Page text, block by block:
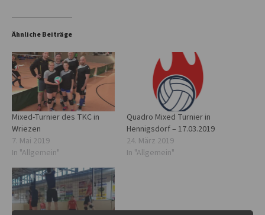
Ähnliche Beiträge
Mixed-Turnier des TKC in
Wriezen
7. Mai 2019
In "Allgemein"
Quadro Mixed Turnier in
Hennigsdorf – 17.03.2019
24. März 2019
In "Allgemein"